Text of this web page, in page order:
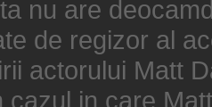
nu are
de regizor al
actorului Matt
cazul in care